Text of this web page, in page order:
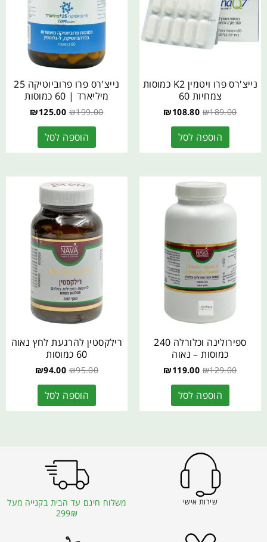
נייצ'רס פרו ויטמין K2 כמוסות
צמחיות 60
₪189.00
₪108.80
הוספה לסל
נייצ'רס פרו פרוביוטיקה 25
מיליארד | 60 כמוסות
₪199.00
₪125.00
הוספה לסל
ספירולינה וכלורלה 240
כמוסות – נאוה
₪129.00
₪119.00
הוספה לסל
רילקסטין להרגעת לחץ נאוה
60 כמוסות
₪95.00
₪94.00
הוספה לסל
שירות אישי
משלוח חינם עד הבית בקנייה מעל
299₪